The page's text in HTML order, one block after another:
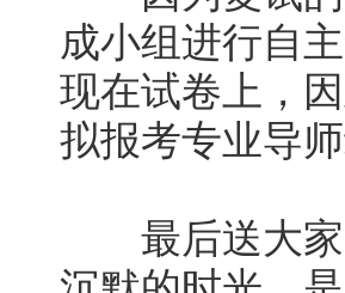
成小组进行自
现在试卷上，
拟报考专业导
最后送大家